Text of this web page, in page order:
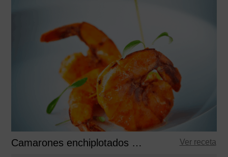
Camarones enchiplotados de Gerardo Vázquez Ver receta